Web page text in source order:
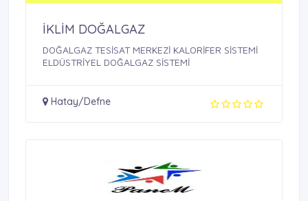
İKLİM DOĞALGAZ
DOĞALGAZ TESİSAT MERKEZİ KALORİFER SİSTEMİ
ELDÜSTRİYEL DOĞALGAZ SİSTEMİ
Hatay/Defne